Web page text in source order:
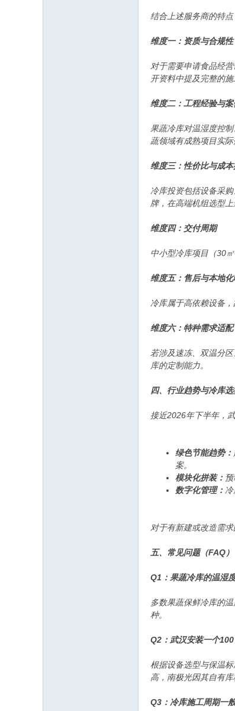
结合上述服务商的特
维度一：资质与合规性
对于需要申请食品经
开资料中提及完整的施
维度二：工程经验与案
果蔬冷库对温湿度控
蔬领域有成熟项目实际
维度三：性价比与成
冷库投资包括设备采
牌，在高端机组选型上
维度四：交付周期
中小型冷库项目（30
维度五：售后与本地
冷库属于高依赖设备
维度六：特种需求适配
若涉及速冻、双温分
库的定制能力。
四、行业趋势与冷库
接近2026年下半年，
绿色节能趋势：
案。
模块化拼装：
数字化管理：
对于有新建或改造需
五、常见问题（FAQ）
Q1：果蔬冷库的温湿
多数果蔬保鲜冷库的
种。
Q2：武汉安装一个
根据设备选型与保温
高，南极光因其自有
Q3：冷库施工周期一